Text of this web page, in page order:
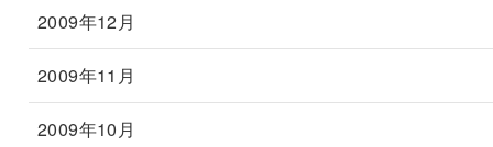
2009年12月
2009年11月
2009年10月